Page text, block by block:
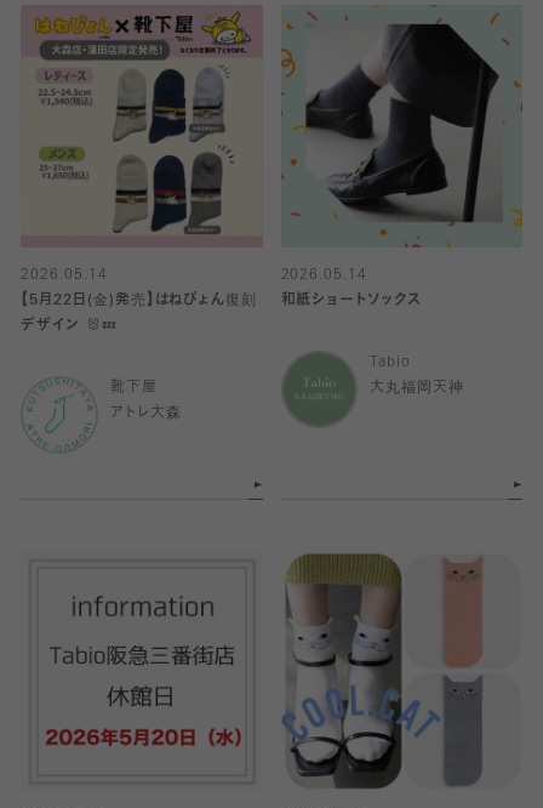
2026.05.14
【5月22日(金)発売】はねぴょん復刻
デザイン 🐰💤
靴下屋
アトレ大森
2026.05.14
和紙ショートソックス
Tabio
大丸福岡天神